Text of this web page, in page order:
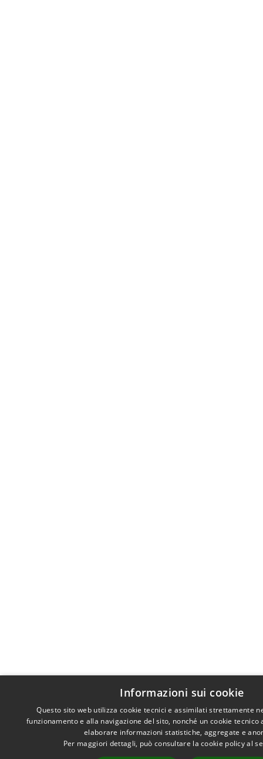
Informazioni sui cookie
Questo sito web utilizza cookie tecnici e assimilati strettamente
funzionamento e alla navigazione del sito, nonché un cookie
elaborare informazioni statistiche, aggregate e
Per maggiori dettagli, può consultare la cookie policy al